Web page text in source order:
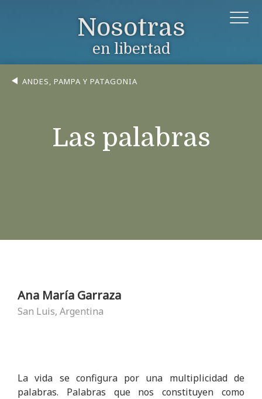
Nosotras
en libertad
ANDES, PAMPA Y PATAGONIA
Las palabras
Ana María Garraza
San Luis, Argentina
La vida se configura por una multiplicidad de
palabras. Palabras que nos constituyen como